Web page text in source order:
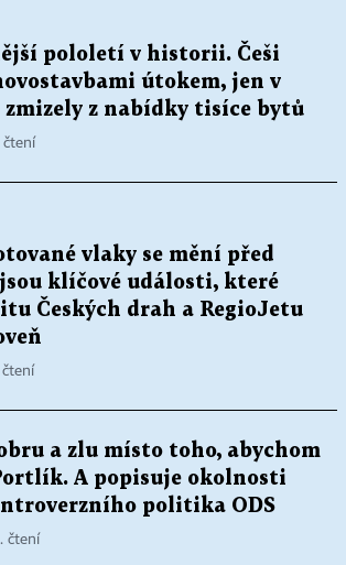
pololetí v historii. Češi
útokem, jen v
zmizely z nabídky tisíce bytů
čtení
vlaky se mění před
klíčové události, které
Českých drah a RegioJetu
čtení
a zlu místo toho, abychom
A popisuje okolnosti
politika ODS
čtení